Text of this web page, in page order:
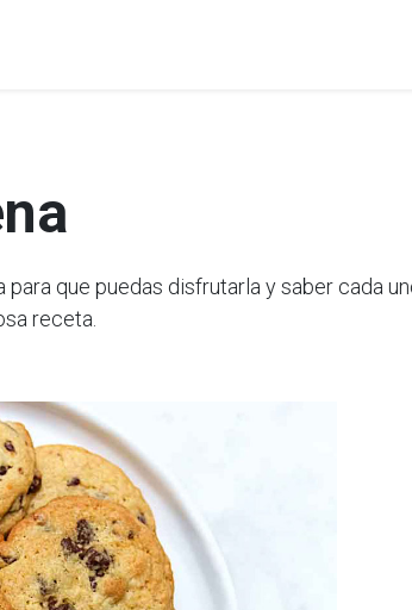
que puedas disfrutarla y saber cada
receta.